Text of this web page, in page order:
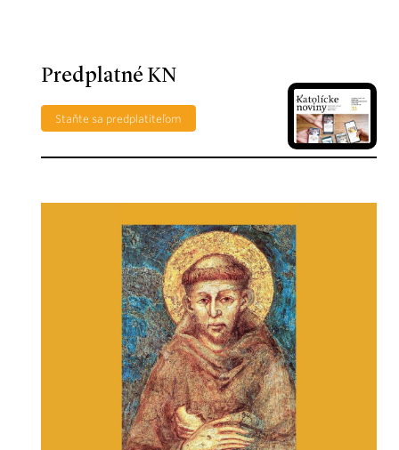
Predplatné KN
Staňte sa predplatiteľom